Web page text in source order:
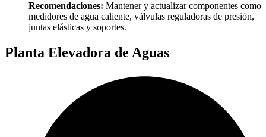
Recomendaciones: Mantener y actualizar componentes como
medidores de agua caliente, válvulas reguladoras de presión,
juntas elásticas y soportes.
Planta Elevadora de Aguas